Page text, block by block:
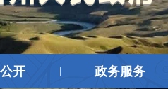
开 政务服务